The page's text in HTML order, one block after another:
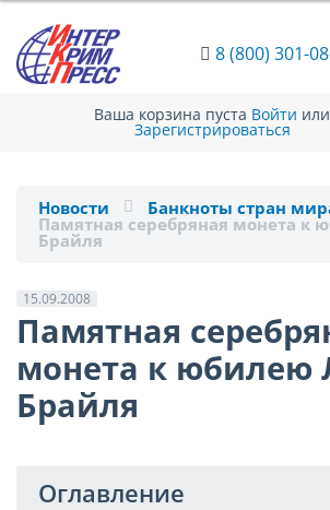
8 (800) 301-
Ваша корзина пуста Войти или
Зарегистрироваться
Новости Банкноты стран
Памятная серебряная монета к
Брайля
15.09.2008
Памятная
монета к юбилею
Брайля
Оглавление